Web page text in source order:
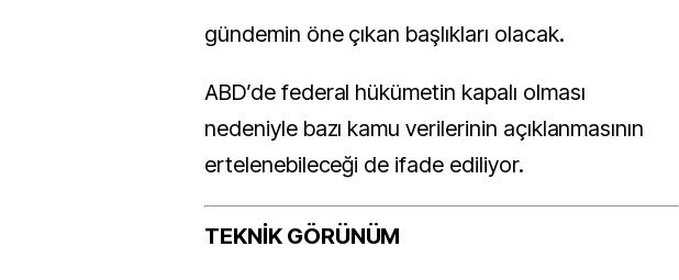
gündemin öne çıkan başlıkları olacak.
ABD’de federal hükümetin kapalı olması
nedeniyle bazı kamu verilerinin açıklanmasının
ertelenebileceği de ifade ediliyor.
TEKNİK GÖRÜNÜM